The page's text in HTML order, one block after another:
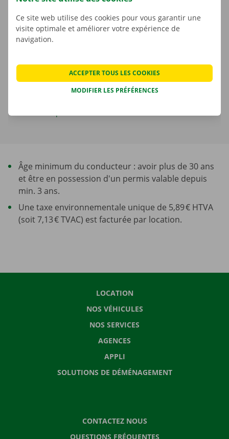
La consommation de carburant n’est pas comprise dans le prix de
la location.
Une caution s'applique. Le montant et les possibilités de
paiement sont affichés à l'étape suivante.
Âge minimum du conducteur : avoir plus de 30 ans
et être en possession d'un permis valable depuis
min. 3 ans.
Une taxe environnementale unique de 5,89 € HTVA
(soit 7,13 € TVAC) est facturée par location.
LOCATION
NOS VÉHICULES
NOS SERVICES
AGENCES
APPLI
SOLUTIONS DE DÉMÉNAGEMENT
CONTACTEZ NOUS
QUESTIONS FRÉQUENTES
Ce site web utilise des cookies pour vous garantir une
visite optimale et améliorer votre expérience de
navigation.
MODIFIER LES PRÉFÉRENCES
ACCEPTER TOUS LES COOKIES